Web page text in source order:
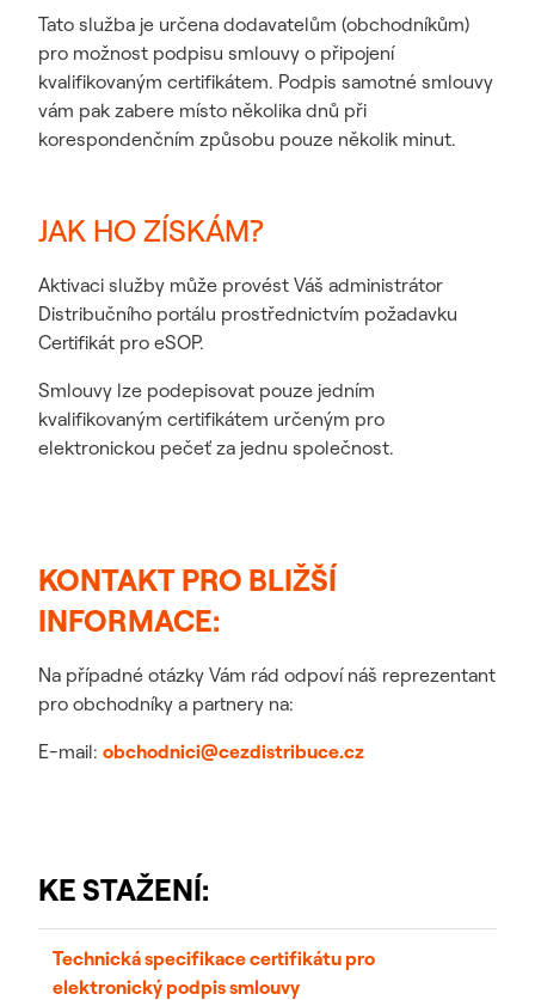
Tato služba je určena dodavatelům (obchodníkům)
pro možnost podpisu smlouvy o připojení
kvalifikovaným certifikátem. Podpis samotné smlouvy
vám pak zabere místo několika dnů při
korespondenčním způsobu pouze několik minut.
JAK HO ZÍSKÁM?
Aktivaci služby může provést Váš administrátor
Distribučního portálu prostřednictvím požadavku
Certifikát pro eSOP.
Smlouvy lze podepisovat pouze jedním
kvalifikovaným certifikátem určeným pro
elektronickou pečeť za jednu společnost.
KONTAKT PRO BLIŽŠÍ
INFORMACE:
Na případné otázky Vám rád odpoví náš reprezentant
pro obchodníky a partnery na:
E-mail: obchodnici@cezdistribuce.cz
KE STAŽENÍ:
Technická specifikace certifikátu pro
elektronický podpis smlouvy